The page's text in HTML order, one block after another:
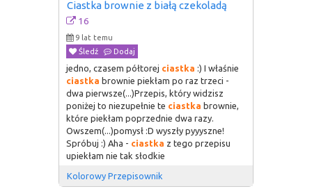
Ciastka brownie z białą czekoladą
16
9 lat temu
Śledź
Dodaj
jedno, czasem półtorej ciastka :) I właśnie
ciastka brownie piekłam po raz trzeci -
dwa pierwsze(...)Przepis, który widzisz
poniżej to niezupełnie te ciastka brownie,
które piekłam poprzednie dwa razy.
Owszem(...)pomysł :D wyszły pyyyszne!
Spróbuj :) Aha - ciastka z tego przepisu
upiekłam nie tak słodkie
Kolorowy Przepisownik